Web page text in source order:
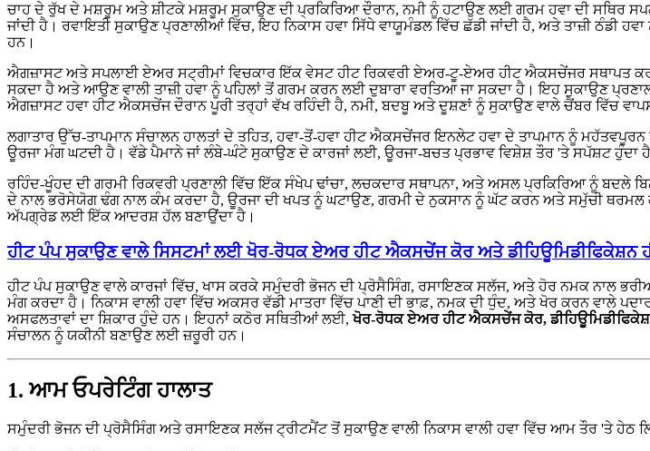
ਚਾਹ ਦੇ ਰੁੱਖ ਦੇ ਮਸ਼ਰੂਮ ਅਤੇ ਸ਼ੀਟਕੇ ਮਸ਼ਰੂਮ ਸੁਕਾਉਣ ਦੀ ਪ੍ਰਕਿਰਿਆ ਦੌਰਾਨ, ਨਮੀ ਨੂੰ ਹਟਾਉਣ ਲਈ ਗਰਮ ਹਵਾ ਦੀ ਸਥਿਰ
ਜਾਂਦੀ ਹੈ। ਰਵਾਇਤੀ ਸੁਕਾਉਣ ਪ੍ਰਣਾਲੀਆਂ ਵਿੱਚ, ਇਹ ਨਿਕਾਸ ਹਵਾ ਸਿੱਧੇ ਵਾਯੂਮੰਡਲ ਵਿੱਚ ਛੱਡੀ ਜਾਂਦੀ ਹੈ, ਅਤੇ ਤਾਜ਼ੀ ਠੰਡੀ
ਹਨ।
ਐਗਜ਼ਾਸਟ ਅਤੇ ਸਪਲਾਈ ਏਅਰ ਸਟ੍ਰੀਮਾਂ ਵਿਚਕਾਰ ਇੱਕ ਵੇਸਟ ਹੀਟ ਰਿਕਵਰੀ ਏਅਰ-ਟੂ-ਏਅਰ ਹੀਟ ਐਕਸਚੇਂਜਰ ਸਥਾਪਤ
ਸਕਦਾ ਹੈ ਅਤੇ ਆਉਣ ਵਾਲੀ ਤਾਜ਼ੀ ਹਵਾ ਨੂੰ ਪਹਿਲਾਂ ਤੋਂ ਗਰਮ ਕਰਨ ਲਈ ਦੁਬਾਰਾ ਵਰਤਿਆ ਜਾ ਸਕਦਾ ਹੈ। ਇਹ ਸੁਕਾਉਣ
ਐਗਜ਼ਾਸਟ ਹਵਾ ਹੀਟ ਐਕਸਚੇਂਜ ਦੌਰਾਨ ਪੂਰੀ ਤਰ੍ਹਾਂ ਵੱਖ ਰਹਿੰਦੀ ਹੈ, ਨਮੀ, ਬਦਬੂ ਅਤੇ ਦੂਸ਼ਣਾਂ ਨੂੰ ਸੁਕਾਉਣ ਵਾਲੇ ਚੈਂਬਰ ਵਿੱਚ
ਲਗਾਤਾਰ ਉੱਚ-ਤਾਪਮਾਨ ਸੰਚਾਲਨ ਹਾਲਤਾਂ ਦੇ ਤਹਿਤ, ਹਵਾ-ਤੋਂ-ਹਵਾ ਹੀਟ ਐਕਸਚੇਂਜਰ ਇਨਲੇਟ ਹਵਾ ਦੇ ਤਾਪਮਾਨ ਨੂੰ
ਊਰਜਾ ਮੰਗ ਘਟਦੀ ਹੈ। ਵੱਡੇ ਪੈਮਾਨੇ ਜਾਂ ਲੰਬੇ-ਘੰਟੇ ਸੁਕਾਉਣ ਦੇ ਕਾਰਜਾਂ ਲਈ, ਊਰਜਾ-ਬਚਤ ਪ੍ਰਭਾਵ ਵਿਸ਼ੇਸ਼ ਤੌਰ 'ਤੇ ਸਪੱਸ਼ਟ ਹੁੰਦਾ
ਰਹਿੰਦ-ਖੂੰਹਦ ਦੀ ਗਰਮੀ ਰਿਕਵਰੀ ਪ੍ਰਣਾਲੀ ਵਿੱਚ ਇੱਕ ਸੰਖੇਪ ਢਾਂਚਾ, ਲਚਕਦਾਰ ਸਥਾਪਨਾ, ਅਤੇ ਅਸਲ ਪ੍ਰਕਿਰਿਆ ਨੂੰ
ਦੇ ਨਾਲ ਭਰੋਸੇਯੋਗ ਢੰਗ ਨਾਲ ਕੰਮ ਕਰਦਾ ਹੈ, ਊਰਜਾ ਦੀ ਖਪਤ ਨੂੰ ਘਟਾਉਣ, ਗਰਮੀ ਦੇ ਨੁਕਸਾਨ ਨੂੰ ਘੱਟ ਕਰਨ ਅਤੇ ਸਮੁੱਚੀ
ਅੱਪਗ੍ਰੇਡ ਲਈ ਇੱਕ ਆਦਰਸ਼ ਹੱਲ ਬਣਾਉਂਦਾ ਹੈ।
ਹੀਟ ਪੰਪ ਸੁਕਾਉਣ ਵਾਲੇ ਸਿਸਟਮਾਂ ਲਈ ਖੋਰ-ਰੋਧਕ ਏਅਰ ਹੀਟ ਐਕਸਚੇਂਜ ਕੋਰ ਅਤੇ ਡੀਹਿਊਮਿਡੀਫਿਕੇਸ਼ਨ
ਹੀਟ ਪੰਪ ਸੁਕਾਉਣ ਵਾਲੇ ਕਾਰਜਾਂ ਵਿੱਚ, ਖਾਸ ਕਰਕੇ ਸਮੁੰਦਰੀ ਭੋਜਨ ਦੀ ਪ੍ਰੋਸੈਸਿੰਗ, ਰਸਾਇਣਕ ਸਲੱਜ, ਅਤੇ ਹੋਰ ਨਮਕ ਨਾਲ
ਮੰਗ ਕਰਦਾ ਹੈ। ਨਿਕਾਸ ਵਾਲੀ ਹਵਾ ਵਿੱਚ ਅਕਸਰ ਵੱਡੀ ਮਾਤਰਾ ਵਿੱਚ ਪਾਣੀ ਦੀ ਭਾਫ਼, ਨਮਕ ਦੀ ਧੁੰਦ, ਅਤੇ ਖੋਰ ਕਰਨ
ਅਸਫਲਤਾਵਾਂ ਦਾ ਸ਼ਿਕਾਰ ਹੁੰਦੇ ਹਨ। ਇਹਨਾਂ ਕਠੋਰ ਸਥਿਤੀਆਂ ਲਈ,ਖੋਰ-ਰੋਧਕ ਏਅਰ ਹੀਟ ਐਕਸਚੇਂਜ ਕੋਰ,
ਸੰਚਾਲਨ ਨੂੰ ਯਕੀਨੀ ਬਣਾਉਣ ਲਈ ਜ਼ਰੂਰੀ ਹਨ।
1. ਆਮ ਓਪਰੇਟਿੰਗ ਹਾਲਾਤ
ਸਮੁੰਦਰੀ ਭੋਜਨ ਦੀ ਪ੍ਰੋਸੈਸਿੰਗ ਅਤੇ ਰਸਾਇਣਕ ਸਲੱਜ ਟ੍ਰੀਟਮੈਂਟ ਤੋਂ ਸੁਕਾਉਣ ਵਾਲੀ ਨਿਕਾਸ ਵਾਲੀ ਹਵਾ ਵਿੱਚ ਆਮ ਤੌਰ 'ਤੇ ਹੇਠ